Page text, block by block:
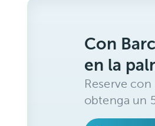
Con
en la
Reserve
obtenga un